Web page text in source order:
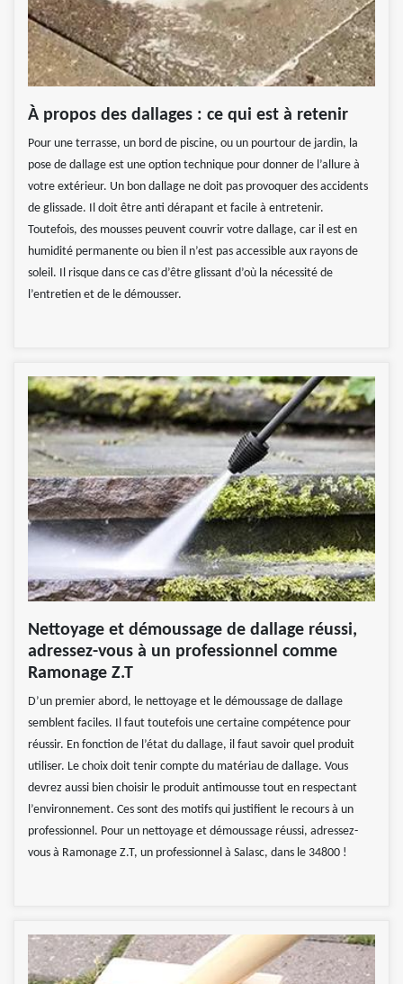
À propos des dallages : ce qui est à retenir
Pour une terrasse, un bord de piscine, ou un pourtour de jardin, la
pose de dallage est une option technique pour donner de l’allure à
votre extérieur. Un bon dallage ne doit pas provoquer des accidents
de glissade. Il doit être anti dérapant et facile à entretenir.
Toutefois, des mousses peuvent couvrir votre dallage, car il est en
humidité permanente ou bien il n’est pas accessible aux rayons de
soleil. Il risque dans ce cas d’être glissant d’où la nécessité de
l’entretien et de le démousser.
Nettoyage et démoussage de dallage réussi,
adressez-vous à un professionnel comme
Ramonage Z.T
D’un premier abord, le nettoyage et le démoussage de dallage
semblent faciles. Il faut toutefois une certaine compétence pour
réussir. En fonction de l’état du dallage, il faut savoir quel produit
utiliser. Le choix doit tenir compte du matériau de dallage. Vous
devrez aussi bien choisir le produit antimousse tout en respectant
l’environnement. Ces sont des motifs qui justifient le recours à un
professionnel. Pour un nettoyage et démoussage réussi, adressez-
vous à Ramonage Z.T, un professionnel à Salasc, dans le 34800 !